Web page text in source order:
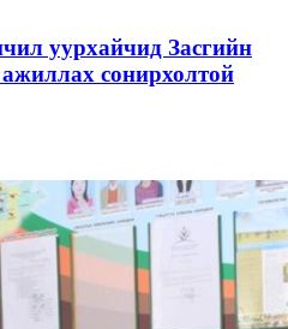
уурхайчид Засгийн
сонирхолтой